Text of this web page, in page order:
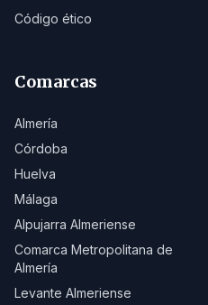
Código ético
Comarcas
Almería
Córdoba
Huelva
Málaga
Alpujarra Almeriense
Comarca Metropolitana de
Almería
Levante Almeriense